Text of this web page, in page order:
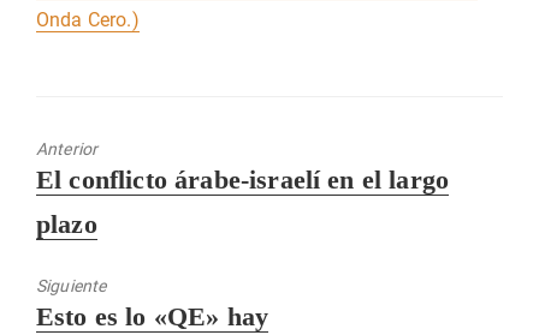
Onda Cero.)
Anterior
Entrada
El conflicto árabe-israelí en el largo
plazo
Siguiente
Entrada
Esto es lo «QE» hay